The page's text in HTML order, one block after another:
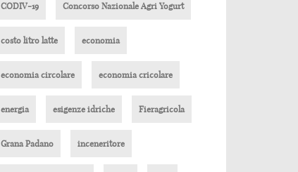
CODIV-19 Concorso Nazionale Agri Yogurt
costo litro latte economia
economia circolare economia cricolare
energia esigenze idriche Fieragricola
Grana Padano inceneritore